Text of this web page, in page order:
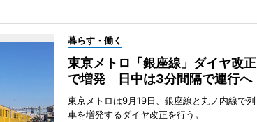
暮らす・働く
東京メトロ「銀座線」ダイヤ改正
で増発 日中は3分間隔で運行へ
東京メトロは9月19日、銀座線と丸ノ内線で列
車を増発するダイヤ改正を行う。